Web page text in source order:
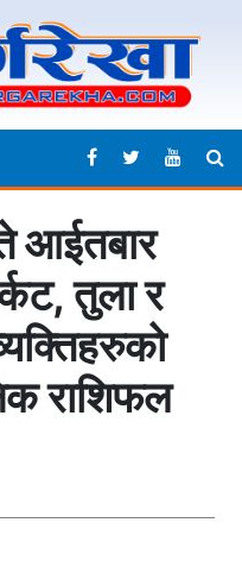
आईतबार
तुला र
राशिफल